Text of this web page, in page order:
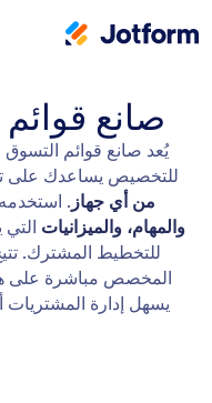
صانع
للتخصيص يساعدك على
من أي جهاز .
والمهام، والميزانيات
للتخطيط المشترك.
المخصص مباشرة على
يسهل إدارة المشتريات